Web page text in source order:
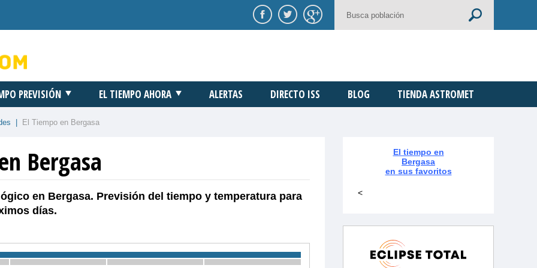
PREVISIÓN EL TIEMPO AHORA ALERTAS DIRECTO ISS BLOG TIENDA ASTROMET
El Tiempo en Bergasa
Bergasa
en Bergasa. Previsión del tiempo y temperatura para
días.
El tiempo en
Bergasa
en sus favoritos
<